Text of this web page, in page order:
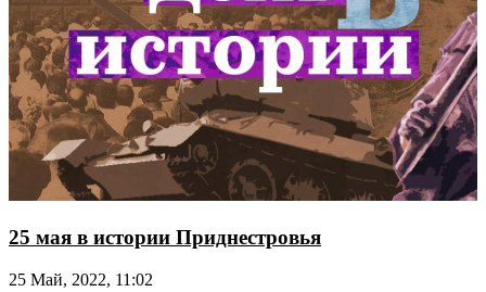
25 мая в истории Приднестровья
25 Май, 2022, 11:02